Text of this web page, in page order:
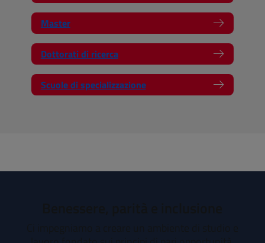
Master
Dottorati di ricerca
Scuole di specializzazione